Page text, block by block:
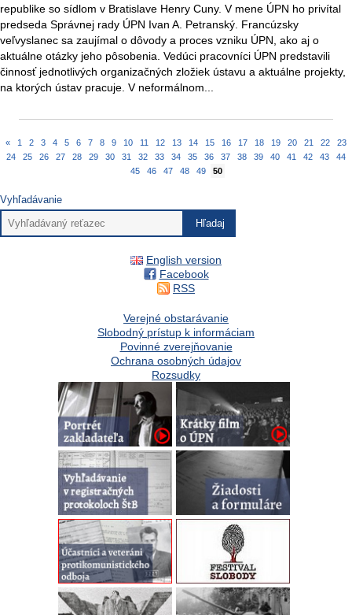
republike so sídlom v Bratislave Henry Cuny. V mene ÚPN ho privítal
predseda Správnej rady ÚPN Ivan A. Petranský. Francúzsky
veľvyslanec sa zaujímal o dôvody a proces vzniku ÚPN, ako aj o
aktuálne otázky jeho pôsobenia. Vedúci pracovníci ÚPN predstavili
činnosť jednotlivých organizačných zložiek ústavu a aktuálne projekty,
na ktorých ústav pracuje. V neformálnom...
« 1 2 3 4 5 6 7 8 9 10 11 12 13 14 15 16 17 18 19 20 21 22
23
24
25 26 27 28 29 30 31 32 33 34 35 36 37 38 39 40 41 42 43
44
45
46 47 48 49 50
Vyhľadávanie
English version
Facebook
RSS
Verejné obstarávanie
Slobodný prístup k informáciam
Povinné zverejňovanie
Ochrana osobných údajov
Rozsudky